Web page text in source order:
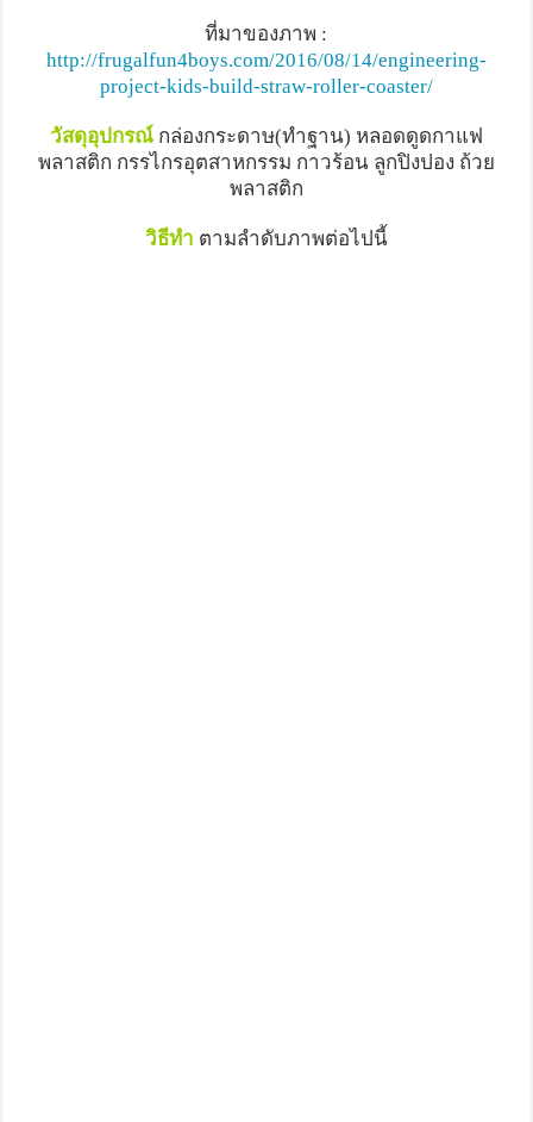
ที่มาของภาพ :
http://frugalfun4boys.com/2016/08/14/engineering-
project-kids-build-straw-roller-coaster/
วัสดุอุปกรณ์กล่องกระดาษ(ทำฐาน) หลอดดูดกาแฟ
พลาสติก กรรไกรอุตสาหกรรม กาวร้อน ลูกปิงปอง ถ้วย
พลาสติก
วิธีทำ ตามลำดับภาพต่อไปนี้